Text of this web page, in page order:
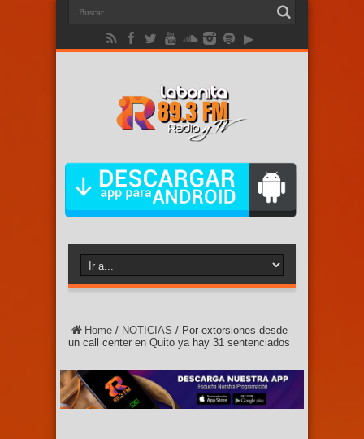
Home / NOTICIAS / Por extorsiones desde
un call center en Quito ya hay 31 sentenciados